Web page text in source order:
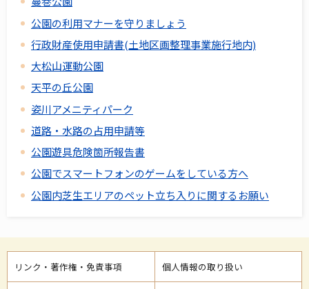
公園の利用マナーを守りましょう
行政財産使用申請書(土地区画整理事業施行地内)
大松山運動公園
天平の丘公園
姿川アメニティパーク
道路・水路の占用申請等
公園遊具危険箇所報告書
公園でスマートフォンのゲームをしている方へ
公園内芝生エリアのペット立ち入りに関するお願い
リンク・著作権・免責事項 個人情報の取り扱い